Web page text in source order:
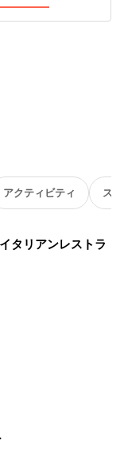
アクティビティ ス
タリアンレストラ